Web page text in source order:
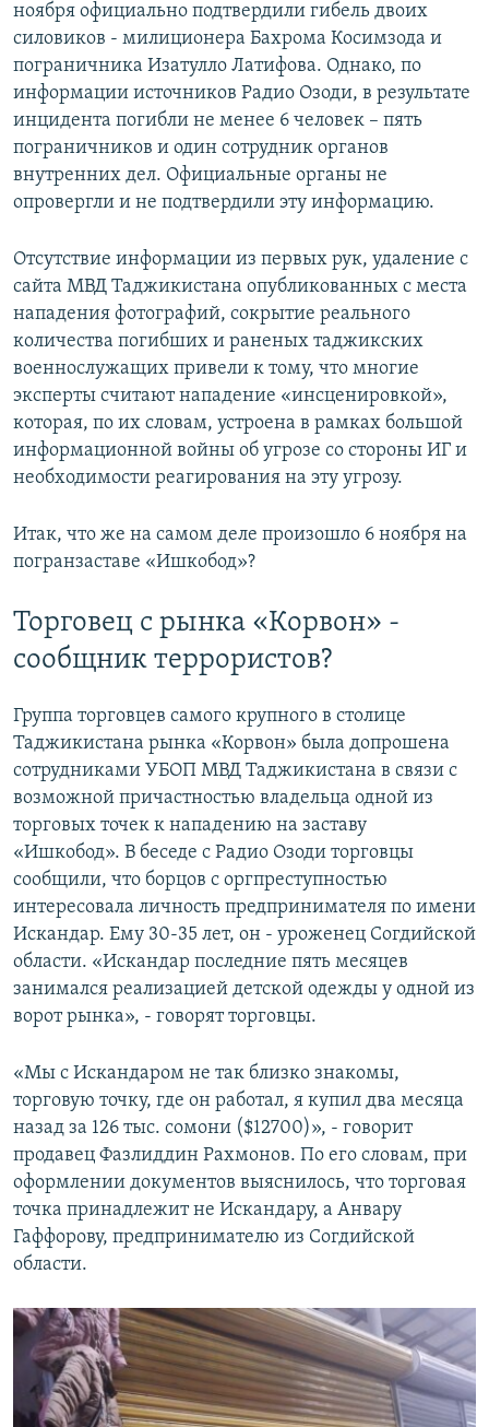
ноября официально подтвердили гибель двоих
силовиков - милиционера Бахрома Косимзода и
пограничника Изатулло Латифова. Однако, по
информации источников Радио Озоди, в результате
инцидента погибли не менее 6 человек – пять
пограничников и один сотрудник органов
внутренних дел. Официальные органы не
опровергли и не подтвердили эту информацию.
Отсутствие информации из первых рук, удаление с
сайта МВД Таджикистана опубликованных с места
нападения фотографий, сокрытие реального
количества погибших и раненых таджикских
военнослужащих привели к тому, что многие
эксперты считают нападение «инсценировкой»,
которая, по их словам, устроена в рамках большой
информационной войны об угрозе со стороны ИГ и
необходимости реагирования на эту угрозу.
Итак, что же на самом деле произошло 6 ноября на
погранзаставе «Ишкобод»?
Торговец с рынка «Корвон» -
сообщник террористов?
Группа торговцев самого крупного в столице
Таджикистана рынка «Корвон» была допрошена
сотрудниками УБОП МВД Таджикистана в связи с
возможной причастностью владельца одной из
торговых точек к нападению на заставу
«Ишкобод». В беседе с Радио Озоди торговцы
сообщили, что борцов с оргпреступностью
интересовала личность предпринимателя по имени
Искандар. Ему 30-35 лет, он - уроженец Согдийской
области. «Искандар последние пять месяцев
занимался реализацией детской одежды у одной из
ворот рынка», - говорят торговцы.
«Мы с Искандаром не так близко знакомы,
торговую точку, где он работал, я купил два месяца
назад за 126 тыс. сомони ($12700)», - говорит
продавец Фазлиддин Рахмонов. По его словам, при
оформлении документов выяснилось, что торговая
точка принадлежит не Искандару, а Анвару
Гаффорову, предпринимателю из Согдийской
области.